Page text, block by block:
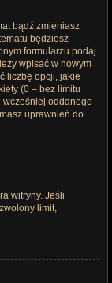
bądź zmieniasz
będziesz
formularzu podaj
wpisać w nowym
liczbę opcji, jakie
(0 – bez limitu
wcześniej oddanego
uprawnień do
witryny. Jeśli
limit,